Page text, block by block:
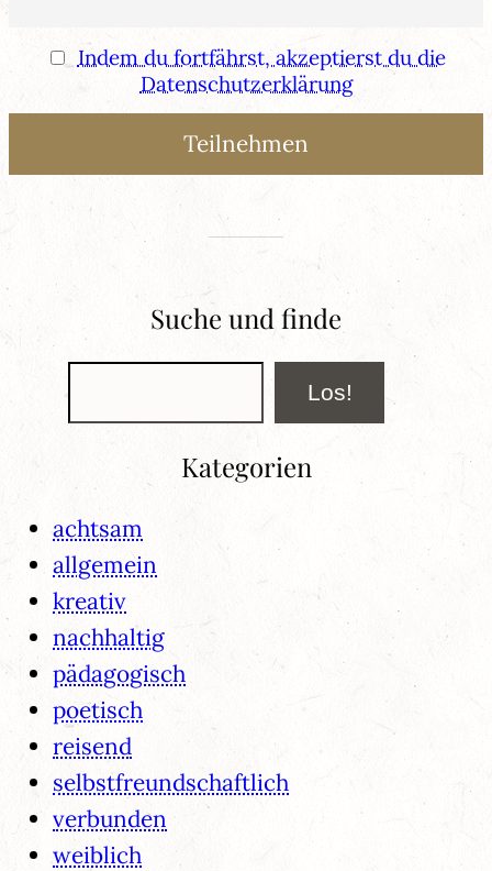
Indem du fortfährst, akzeptierst du die
Datenschutzerklärung
Suche und finde
Los!
Kategorien
achtsam
allgemein
kreativ
nachhaltig
pädagogisch
poetisch
reisend
selbstfreundschaftlich
verbunden
weiblich